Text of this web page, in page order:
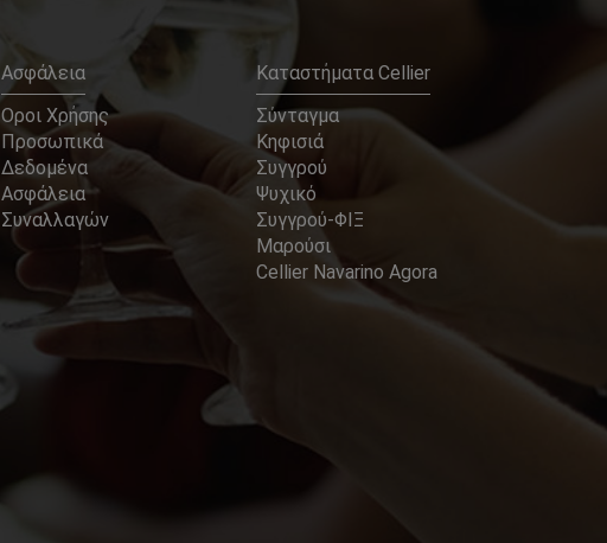
Ασφάλεια
Οροι Χρήσης
Προσωπικά
Δεδομένα
Ασφάλεια
Συναλλαγών
Καταστήματα Cellier
Σύνταγμα
Κηφισιά
Συγγρού
Ψυχικό
Συγγρού-ΦΙΞ
Μαρούσι
Cellier Navarino Agora